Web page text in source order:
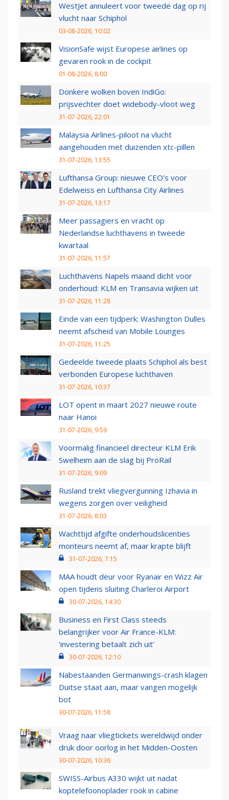
WestJet annuleert voor tweede dag op rij
vlucht naar Schiphol
03-08-2026, 10:02
VisionSafe wijst Europese airlines op
gevaren rook in de cockpit
01-08-2026, 8:00
Donkere wolken boven IndiGo:
prijsvechter doet widebody-vloot weg
31-07-2026, 22:01
Malaysia Airlines-piloot na vlucht
aangehouden met duizenden xtc-pillen
31-07-2026, 13:55
Lufthansa Group: nieuwe CEO’s voor
Edelweiss en Lufthansa City Airlines
31-07-2026, 13:17
Meer passagiers en vracht op
Nederlandse luchthavens in tweede
kwartaal
31-07-2026, 11:57
Luchthavens Napels maand dicht voor
onderhoud: KLM en Transavia wijken uit
31-07-2026, 11:28
Einde van een tijdperk: Washington Dulles
neemt afscheid van Mobile Lounges
31-07-2026, 11:25
Gedeelde tweede plaats Schiphol als best
verbonden Europese luchthaven
31-07-2026, 10:37
LOT opent in maart 2027 nieuwe route
naar Hanoi
31-07-2026, 9:59
Voormalig financieel directeur KLM Erik
Swelheim aan de slag bij ProRail
31-07-2026, 9:09
Rusland trekt vliegvergunning Izhavia in
wegens zorgen over veiligheid
31-07-2026, 8:03
Wachttijd afgifte onderhoudslicenties
monteurs neemt af, maar krapte blijft
31-07-2026, 7:15
MAA houdt deur voor Ryanair en Wizz Air
open tijdens sluiting Charleroi Airport
30-07-2026, 14:30
Business en First Class steeds
belangrijker voor Air France-KLM:
‘investering betaalt zich uit’
30-07-2026, 12:10
Nabestaanden Germanwings-crash klagen
Duitse staat aan, maar vangen mogelijk
bot
30-07-2026, 11:58
Vraag naar vliegtickets wereldwijd onder
druk door oorlog in het Midden-Oosten
30-07-2026, 10:36
SWISS-Airbus A330 wijkt uit nadat
koptelefoonoplader rook in cabine